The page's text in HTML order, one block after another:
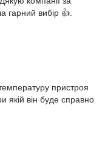
гарний вибір 👍.
пристроя
якій він буде справно